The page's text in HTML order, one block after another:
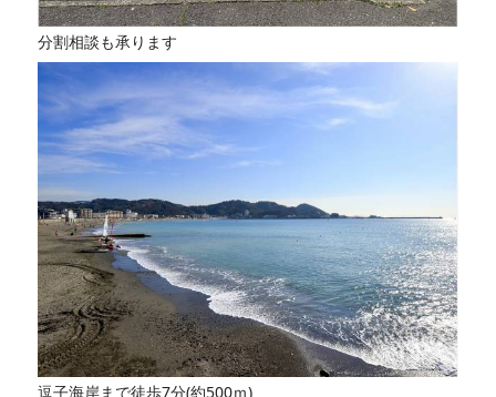
分割相談も承ります
逗子海岸まで徒歩7分(約500ｍ)